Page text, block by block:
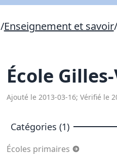
/Enseignement et savoir/
École
Ajouté le 2013-03-16; Vérifié le
Catégories (1)
Écoles primaires